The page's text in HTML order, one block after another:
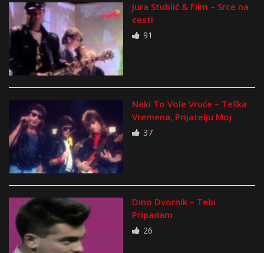
Jura Stublić & Film – Srce na
cesti
91
Neki To Vole Vruće – Teška
Vremena, Prijatelju Moj
37
Dino Dvornik – Tebi
Pripadam
26